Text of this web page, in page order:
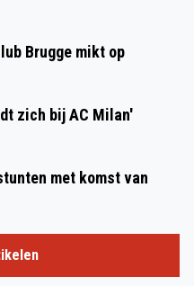
Brugge mikt op
zich bij AC Milan'
met komst van